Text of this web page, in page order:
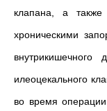
клапана, а также
хроническими
илеоцекального
во время